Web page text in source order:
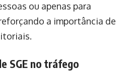
ou apenas para
a importância de
SGE no tráfego